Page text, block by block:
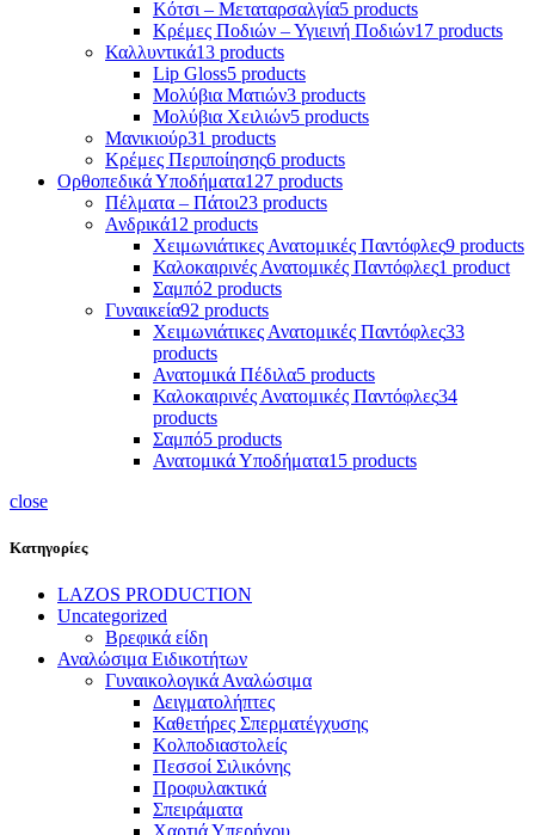
Κότσι – Μεταταρσαλγία5 products
Κρέμες Ποδιών – Υγιεινή Ποδιών17 products
Καλλυντικά13 products
Lip Gloss5 products
Μολύβια Ματιών3 products
Μολύβια Χειλιών5 products
Μανικιούρ31 products
Κρέμες Περιποίησης6 products
Ορθοπεδικά Υποδήματα127 products
Πέλματα – Πάτοι23 products
Ανδρικά12 products
Χειμωνιάτικες Ανατομικές Παντόφλες9 products
Καλοκαιρινές Ανατομικές Παντόφλες1 product
Σαμπό2 products
Γυναικεία92 products
Χειμωνιάτικες Ανατομικές Παντόφλες33
products
Ανατομικά Πέδιλα5 products
Καλοκαιρινές Ανατομικές Παντόφλες34
products
Σαμπό5 products
Ανατομικά Υποδήματα15 products
close
Κατηγορίες
LAZOS PRODUCTION
Uncategorized
Βρεφικά είδη
Αναλώσιμα Ειδικοτήτων
Γυναικολογικά Αναλώσιμα
Δειγματολήπτες
Καθετήρες Σπερματέγχυσης
Κολποδιαστολείς
Πεσσοί Σιλικόνης
Προφυλακτικά
Σπειράματα
Χαρτιά Υπερήχου